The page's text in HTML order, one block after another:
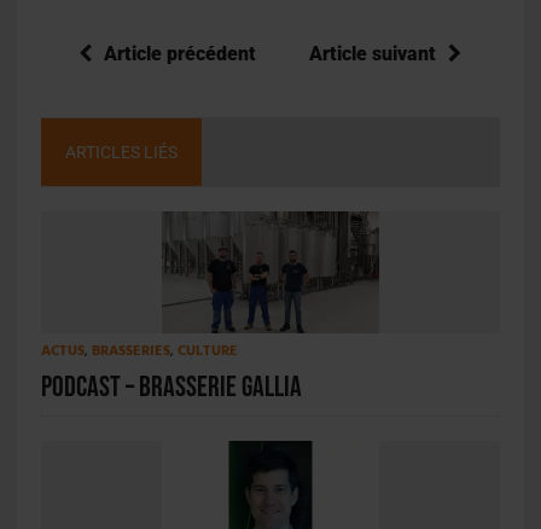
Article précédent Article suivant
ARTICLES LIÉS
ACTUS, BRASSERIES, CULTURE
PODCAST – Brasserie Gallia